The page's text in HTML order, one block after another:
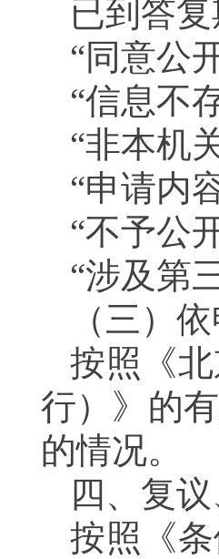
已到答
“同意公
“信息不
“非本机
“申请内
“不予公
“涉及第
（三）
按照《
行）》的
的情况。
四、复
按照《